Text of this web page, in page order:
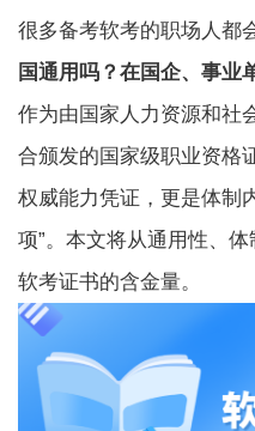
很多备考软考的职场人都
国通用吗？在国企、事业
作为由国家人力资源和社
合颁发的国家级职业资格
权威能力凭证，更是体制
项”。本文将从通用性、
软考证书的含金量。